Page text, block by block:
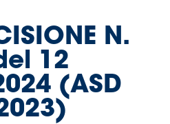
N.
12
(ASD